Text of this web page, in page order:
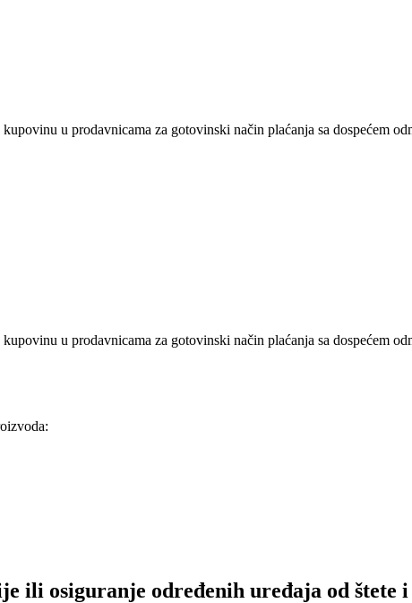
u prodavnicama za gotovinski način plaćanja sa dospećem
u prodavnicama za gotovinski način plaćanja sa dospećem
ili osiguranje određenih uređaja od štete